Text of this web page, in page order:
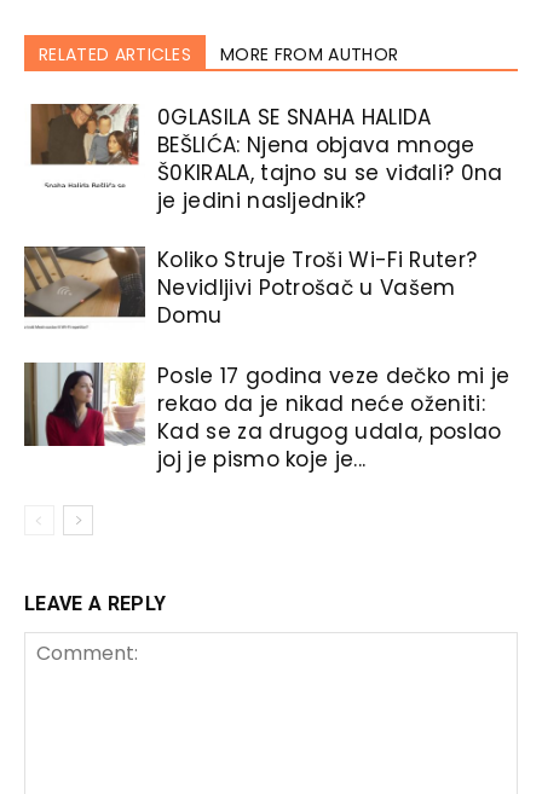
RELATED ARTICLES MORE FROM AUTHOR
0GLASlLA SE SNAHA HALlDA
BEŠLlĆA: Njena objava mnoge
Š0KIRALA, tajno su se viđali? 0na
je jedini nasljednik?
Koliko Struje Troši Wi-Fi Ruter?
Nevidljivi Potrošač u Vašem
Domu
Posle 17 godina veze dečko mi je
rekao da je nikad neće oženiti:
Kad se za drugog udala, poslao
joj je pismo koje je...
LEAVE A REPLY